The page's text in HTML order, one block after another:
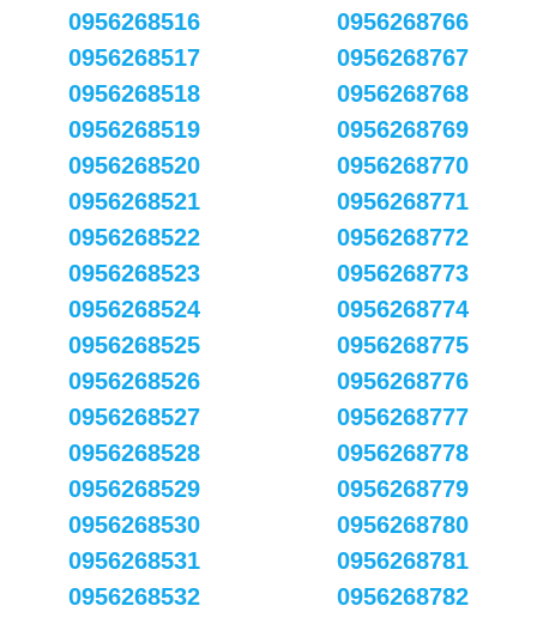
0956268516
0956268517
0956268518
0956268519
0956268520
0956268521
0956268522
0956268523
0956268524
0956268525
0956268526
0956268527
0956268528
0956268529
0956268530
0956268531
0956268532
0956268766
0956268767
0956268768
0956268769
0956268770
0956268771
0956268772
0956268773
0956268774
0956268775
0956268776
0956268777
0956268778
0956268779
0956268780
0956268781
0956268782